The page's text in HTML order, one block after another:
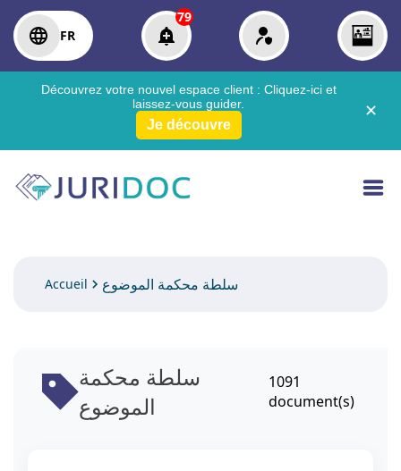
FR
79
Découvrez votre nouvel espace client : Cliquez-ici et
laissez-vous guider.
Je découvre
✕
Accueil سلطة محكمة الموضوع
سلطة محكمة
الموضوع
1091
document(s)